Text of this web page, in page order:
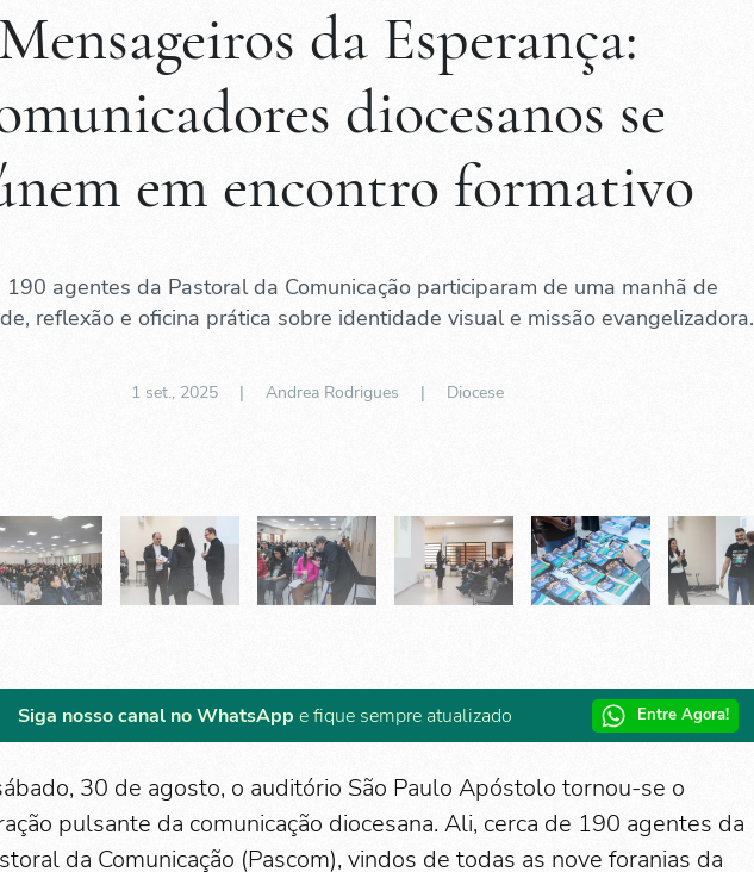
Mensageiros da Esperança:
diocesanos se
em encontro formativo
190 agentes da Pastoral da Comunicação participaram de uma manhã de
reflexão e oficina prática sobre identidade visual e missão evangelizadora.
1 set., 2025| Andrea Rodrigues | Diocese
Siga nosso canal no WhatsApp e fique sempre atualizado Entre Agora!
30 de agosto, o auditório São Paulo Apóstolo tornou-se o
pulsante da comunicação diocesana. Ali, cerca de 190 agentes da
da Comunicação (Pascom), vindos de todas as nove foranias da